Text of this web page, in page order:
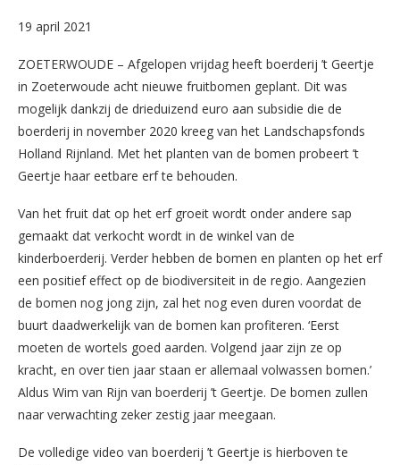
19 april 2021
ZOETERWOUDE – Afgelopen vrijdag heeft boerderij ’t Geertje
in Zoeterwoude acht nieuwe fruitbomen geplant. Dit was
mogelijk dankzij de drieduizend euro aan subsidie die de
boerderij in november 2020 kreeg van het Landschapsfonds
Holland Rijnland. Met het planten van de bomen probeert ’t
Geertje haar eetbare erf te behouden.
Van het fruit dat op het erf groeit wordt onder andere sap
gemaakt dat verkocht wordt in de winkel van de
kinderboerderij. Verder hebben de bomen en planten op het erf
een positief effect op de biodiversiteit in de regio. Aangezien
de bomen nog jong zijn, zal het nog even duren voordat de
buurt daadwerkelijk van de bomen kan profiteren. ‘Eerst
moeten de wortels goed aarden. Volgend jaar zijn ze op
kracht, en over tien jaar staan er allemaal volwassen bomen.’
Aldus Wim van Rijn van boerderij ’t Geertje. De bomen zullen
naar verwachting zeker zestig jaar meegaan.
De volledige video van boerderij ’t Geertje is hierboven te